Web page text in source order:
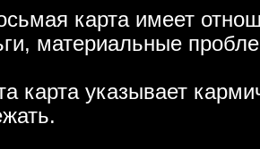
карта имеет
материальные
карта указывает